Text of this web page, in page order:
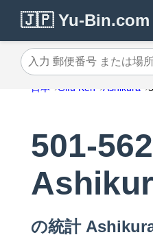
🇯🇵 Yu-Bin.com
入力 郵便番号 または場所
日本 Gifu Ken Ashikura
501-
の統計